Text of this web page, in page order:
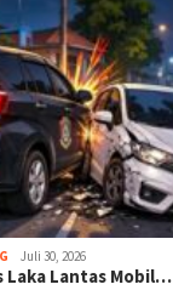
Juli 30, 2026
Laka Lantas Mobil…